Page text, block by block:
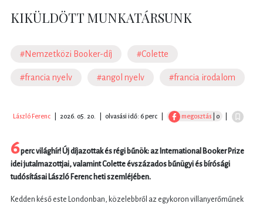
KIKÜLDÖTT MUNKATÁRSUNK
#Nemzetközi Booker-díj #Colette
#francia nyelv #angol nyelv #francia irodalom
László Ferenc 2026. 05. 20. olvasási idő: 6 perc megosztás | 0
6perc világhír! Új díjazottak és régi bűnök: az International Booker Prize
idei jutalmazottjai, valamint Colette évszázados bűnügyi és bírósági
tudósításai László Ferenc heti szemléjében.
Kedden késő este Londonban, közelebbről az egykoron villanyerőműnek